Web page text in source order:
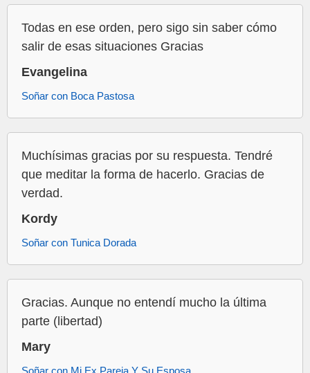
Todas en ese orden, pero sigo sin saber cómo
salir de esas situaciones Gracias
Evangelina
Soñar con Boca Pastosa
Muchísimas gracias por su respuesta. Tendré
que meditar la forma de hacerlo. Gracias de
verdad.
Kordy
Soñar con Tunica Dorada
Gracias. Aunque no entendí mucho la última
parte (libertad)
Mary